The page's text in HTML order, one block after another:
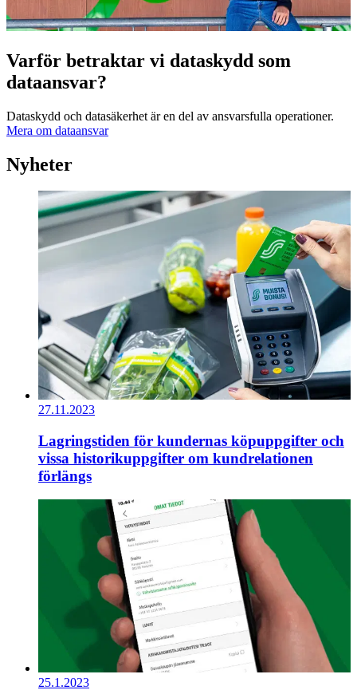
Varför betraktar vi dataskydd som
dataansvar?
Dataskydd och datasäkerhet är en del av ansvarsfulla operationer.
Mera om dataansvar
Nyheter
27.11.2023
Lagringstiden för kundernas köpuppgifter och
vissa historikuppgifter om kundrelationen
förlängs
25.1.2023